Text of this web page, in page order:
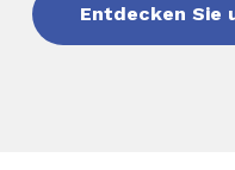
Entdecken Sie